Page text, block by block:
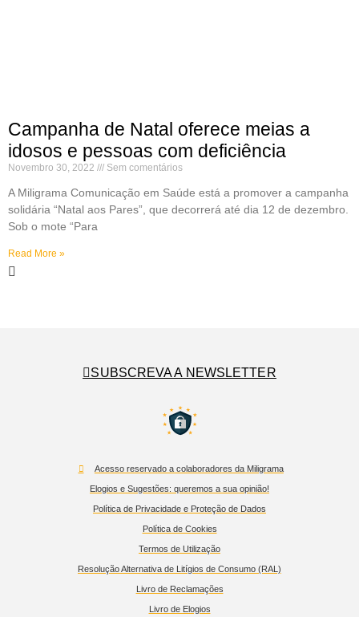
Campanha de Natal oferece meias a
idosos e pessoas com deficiência
Novembro 30, 2022 Sem comentários
A Miligrama Comunicação em Saúde está a promover a campanha
solidária “Natal aos Pares”, que decorrerá até dia 12 de dezembro.
Sob o mote “Para
Read More »
SUBSCREVA A NEWSLETTER
Acesso reservado a colaboradores da Miligrama
Elogios e Sugestões: queremos a sua opinião!
Política de Privacidade e Proteção de Dados
Política de Cookies
Termos de Utilização
Resolução Alternativa de Litígios de Consumo (RAL)
Livro de Reclamações
Livro de Elogios